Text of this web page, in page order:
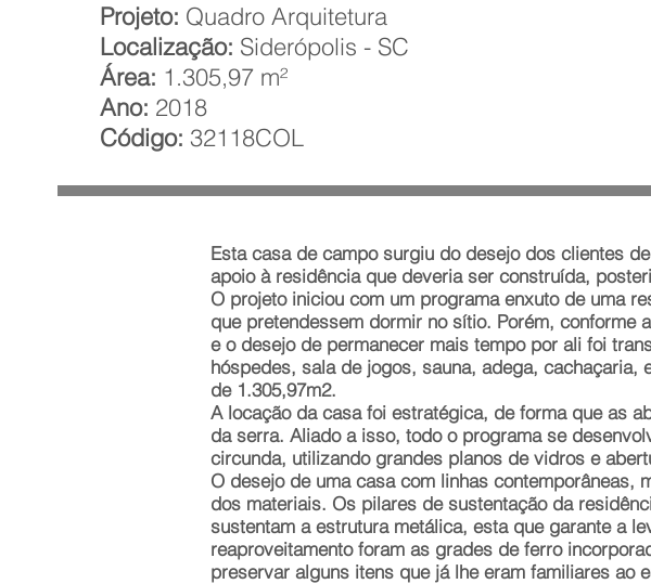
Projeto: Quadro Arquitetura
Localização: Siderópolis - SC
Área: 1.305,97 m²
Ano: 2018
Código: 32118COL
Esta casa de campo surgiu do desejo dos clientes
apoio à residência que deveria ser construída,
O projeto iniciou com um programa enxuto de uma
que pretendessem dormir no sítio. Porém, conforme
e o desejo de permanecer mais tempo por ali foi
hóspedes, sala de jogos, sauna, adega,
de 1.305,97m2.
A locação da casa foi estratégica, de forma que as
da serra. Aliado a isso, todo o programa se
circunda, utilizando grandes planos de vidros e
O desejo de uma casa com linhas contemporâneas,
dos materiais. Os pilares de sustentação da
sustentam a estrutura metálica, esta que garante a
reaproveitamento foram as grades de ferro
preservar alguns itens que já lhe eram familiares ao